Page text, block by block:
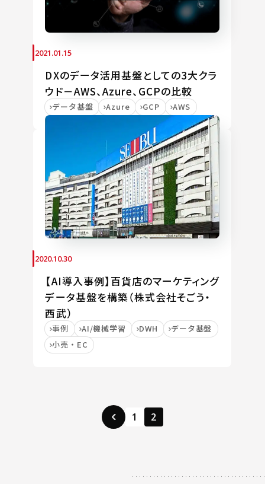
2021.01.15
DXのデータ活用基盤としての3大クラ
ウド－AWS、Azure、GCPの比較
データ基盤 Azure GCP AWS
2020.10.30
【AI導入事例】百貨店のマーケティング
データ基盤を構築（株式会社そごう・
西武）
事例 AI/機械学習 DWH
データ基盤
小売・EC
1 2